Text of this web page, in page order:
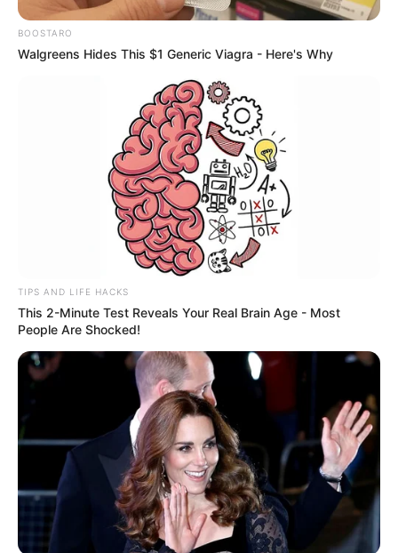
BOOSTARO
Walgreens Hides This $1 Generic Viagra - Here's Why
TIPS AND LIFE HACKS
This 2-Minute Test Reveals Your Real Brain Age - Most
People Are Shocked!